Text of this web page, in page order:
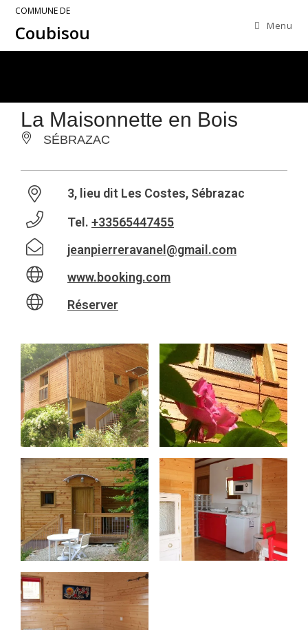
COMMUNE DE
Coubisou Menu
La Maisonnette en Bois
SÉBRAZAC
3, lieu dit Les Costes, Sébrazac
Tel. +33565447455
jeanpierreravanel@gmail.com
www.booking.com
Réserver